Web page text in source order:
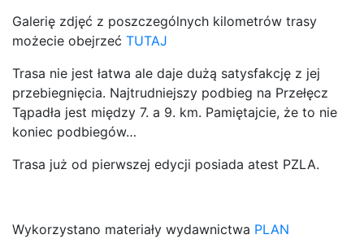
Galerię zdjęć z poszczególnych kilometrów trasy
możecie obejrzeć TUTAJ
Trasa nie jest łatwa ale daje dużą satysfakcję z jej
przebiegnięcia. Najtrudniejszy podbieg na Przełęcz
Tąpadła jest między 7. a 9. km. Pamiętajcie, że to nie
koniec podbiegów…
Trasa już od pierwszej edycji posiada atest PZLA.
Wykorzystano materiały wydawnictwa PLAN